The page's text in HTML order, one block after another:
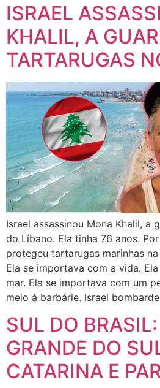
ISRAEL
KHALIL, A
TARTARUGAS
Israel assassinou Mona Khalil, a
do Líbano. Ela tinha 76 anos.
protegeu tartarugas marinhas
Ela se importava com a vida.
mar. Ela se importava com um
meio à barbárie. Israel
SUL DO
GRANDE DO
CATARINA E